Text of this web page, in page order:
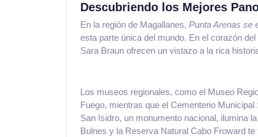
Descubriendo los Mejores
En la región de Magallanes, Punta Arenas se
esta parte única del mundo. En el corazón
Sara Braun ofrecen un vistazo a la rica
Los museos regionales, como el Museo
Fuego, mientras que el Cementerio
San Isidro, un monumento nacional, ilumina
Bulnes y la Reserva Natural Cabo Froward